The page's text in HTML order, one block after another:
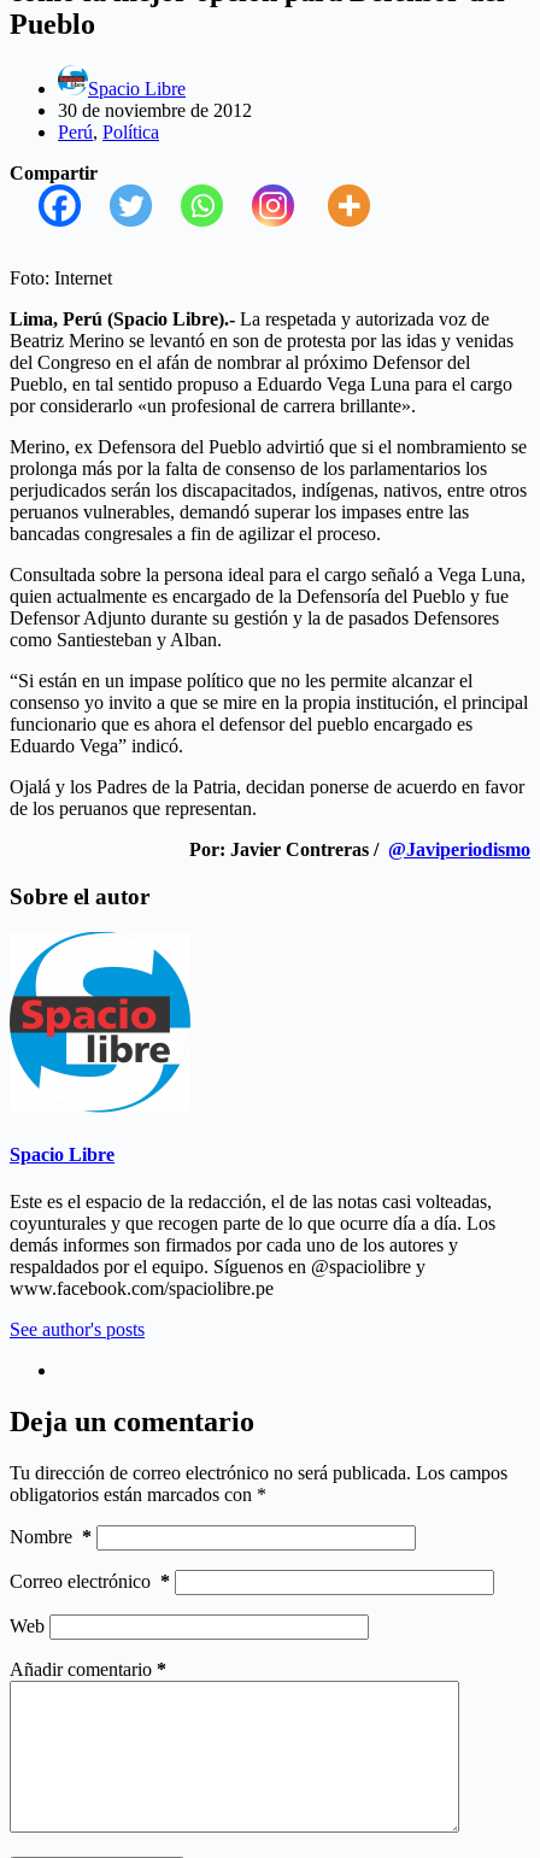
Pueblo
Spacio Libre
30 de noviembre de 2012
Perú, Política
Compartir
Foto: Internet
Lima, Perú (Spacio Libre).- La respetada y autorizada voz de
Beatriz Merino se levantó en son de protesta por las idas y venidas
del Congreso en el afán de nombrar al próximo Defensor del
Pueblo, en tal sentido propuso a Eduardo Vega Luna para el cargo
por considerarlo «un profesional de carrera brillante».
Merino, ex Defensora del Pueblo advirtió que si el nombramiento se
prolonga más por la falta de consenso de los parlamentarios los
perjudicados serán los discapacitados, indígenas, nativos, entre otros
peruanos vulnerables, demandó superar los impases entre las
bancadas congresales a fin de agilizar el proceso.
Consultada sobre la persona ideal para el cargo señaló a Vega Luna,
quien actualmente es encargado de la Defensoría del Pueblo y fue
Defensor Adjunto durante su gestión y la de pasados Defensores
como Santiesteban y Alban.
“Si están en un impase político que no les permite alcanzar el
consenso yo invito a que se mire en la propia institución, el principal
funcionario que es ahora el defensor del pueblo encargado es
Eduardo Vega” indicó.
Ojalá y los Padres de la Patria, decidan ponerse de acuerdo en favor
de los peruanos que representan.
Por: Javier Contreras / @Javiperiodismo
Sobre el autor
Spacio Libre
Este es el espacio de la redacción, el de las notas casi volteadas,
coyunturales y que recogen parte de lo que ocurre día a día. Los
demás informes son firmados por cada uno de los autores y
respaldados por el equipo. Síguenos en @spaciolibre y
www.facebook.com/spaciolibre.pe
See author's posts
Deja un comentario
Tu dirección de correo electrónico no será publicada. Los campos
obligatorios están marcados con *
Nombre *
Correo electrónico *
Web
Añadir comentario *